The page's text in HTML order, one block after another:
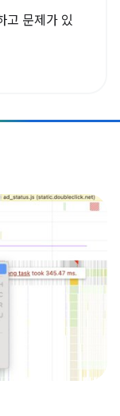
고 문제가 있